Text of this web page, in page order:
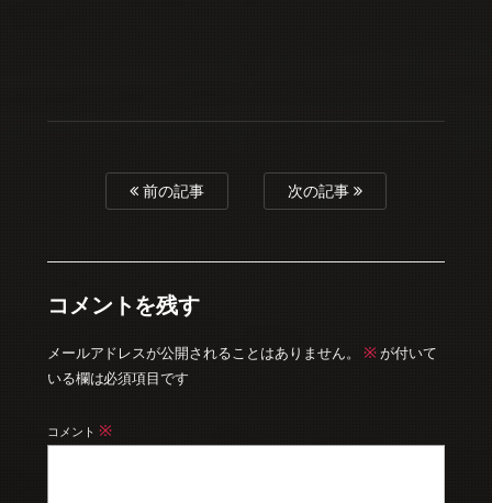
前の記事 次の記事
コメントを残す
メールアドレスが公開されることはありません。 ※ が付いて
いる欄は必須項目です
コメント ※